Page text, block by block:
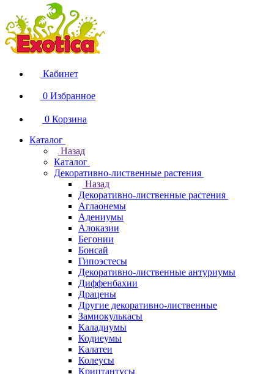
Кабинет
0 Избранное
0 Корзина
Каталог
Назад
Каталог
Декоративно-лиственные растения
Назад
Декоративно-лиственные растения
Аглаонемы
Адениумы
Алоказии
Бегонии
Бонсай
Гипоэстесы
Декоративно-лиственные антуриумы
Диффенбахии
Драцены
Другие декоративно-лиственные
Замиокулькасы
Каладиумы
Кодиеумы
Калатеи
Колеусы
Криптантусы